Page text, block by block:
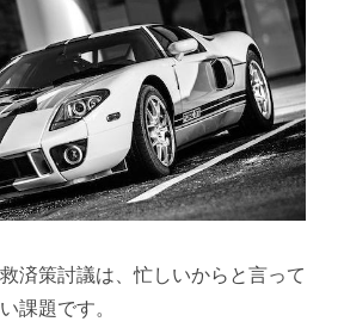
済策討議は、忙しいからと言って
課題です。